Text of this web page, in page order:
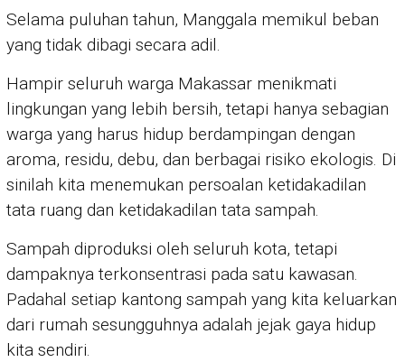
Selama puluhan tahun, Manggala memikul beban
yang tidak dibagi secara adil.
Hampir seluruh warga Makassar menikmati
lingkungan yang lebih bersih, tetapi hanya sebagian
warga yang harus hidup berdampingan dengan
aroma, residu, debu, dan berbagai risiko ekologis. Di
sinilah kita menemukan persoalan ketidakadilan
tata ruang dan ketidakadilan tata sampah.
Sampah diproduksi oleh seluruh kota, tetapi
dampaknya terkonsentrasi pada satu kawasan.
Padahal setiap kantong sampah yang kita keluarkan
dari rumah sesungguhnya adalah jejak gaya hidup
kita sendiri.